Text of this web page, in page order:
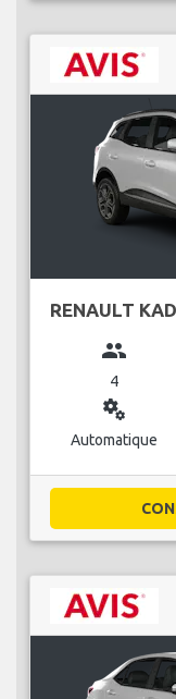
RENAULT
group
4
miscellaneous_services
Automatique